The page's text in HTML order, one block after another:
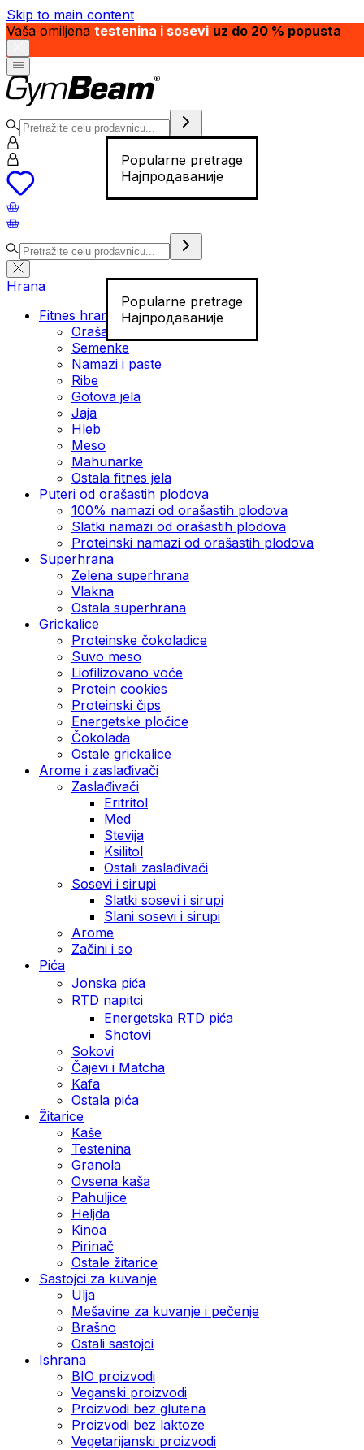
Skip to main content
Vaša omiljena testenina i sosevi uz do 20 % popusta
Popularne pretrage
Најпродаваније
Popularne pretrage
Најпродаваније
Hrana
Fitnes hrana
Orašasti plodovi
Semenke
Namazi i paste
Ribe
Gotova jela
Јаја
Hleb
Meso
Mahunarke
Ostala fitnes jela
Puteri od orašastih plodova
100% namazi od orašastih plodova
Slatki namazi od orašastih plodova
Proteinski namazi od orašastih plodova
Superhrana
Zelena superhrana
Vlakna
Ostala superhrana
Grickalice
Proteinske čokoladice
Suvo meso
Liofilizovano voće
Protein cookies
Proteinski čips
Energetske pločice
Čokolada
Ostale grickalice
Arome i zaslađivači
Zaslađivači
Eritritol
Med
Stevija
Ksilitol
Ostali zaslađivači
Sosevi i sirupi
Slatki sosevi i sirupi
Slani sosevi i sirupi
Arome
Začini i so
Pića
Jonska pića
RTD napitci
Energetska RTD pića
Shotovi
Sokovi
Čajevi i Matcha
Kafa
Ostala pića
Žitarice
Kaše
Testenina
Granola
Ovsena kaša
Pahuljice
Heljda
Kinoa
Pirinač
Ostale žitarice
Sastojci za kuvanje
Ulja
Mešavine za kuvanje i pečenje
Brašno
Ostali sastojci
Ishrana
BIO proizvodi
Veganski proizvodi
Proizvodi bez glutena
Proizvodi bez laktoze
Vegetarijanski proizvodi